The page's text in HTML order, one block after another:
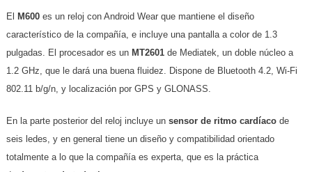
El M600 es un reloj con Android Wear que mantiene el diseño
característico de la compañía, e incluye una pantalla a color de 1.3
pulgadas. El procesador es unMT2601de Mediatek, un doble núcleo a
1.2 GHz, que le dará una buena fluidez. Dispone de Bluetooth 4.2, Wi-Fi
802.11 b/g/n, y localización por GPS y GLONASS.
En la parte posterior del reloj incluye un sensor de ritmo cardíacode
seis ledes, y en general tiene un diseño y compatibilidad orientado
totalmente a lo que la compañía es experta, que es la práctica